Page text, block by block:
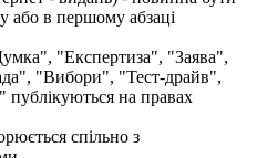
або в першому абзаці
"Експертиза", "Заява",
"Вибори", "Тест-драйв",
на правах
спільно з